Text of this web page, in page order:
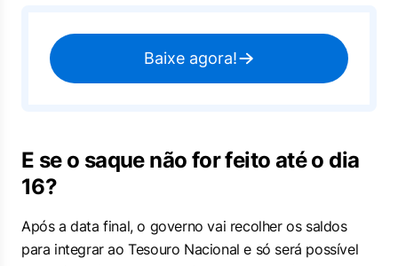
Baixe agora!
E se o saque não for feito até o dia
16?
Após a data final, o governo vai recolher os saldos
para integrar ao Tesouro Nacional e só será possível